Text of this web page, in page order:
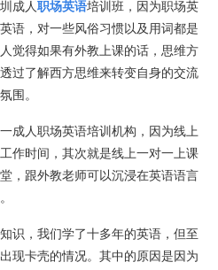
成人职场英语培训班，因为职场英
语，对一些风俗习惯以及用词都是
觉得如果有外教上课的话，思维方
过了解西方思维来转变自身的交流
围。
成人职场英语培训机构，因为线上
作时间，其次就是线上一对一上课
，跟外教老师可以沉浸在英语语言
识，我们学了十多年的英语，但至
现卡壳的情况。其中的原因是因为